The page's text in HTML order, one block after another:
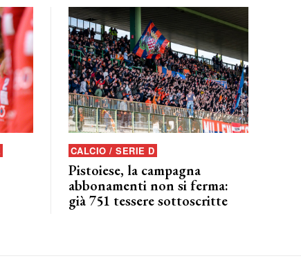
CALCIO / SERIE D
Pistoiese, la campagna
abbonamenti non si ferma:
già 751 tessere sottoscritte